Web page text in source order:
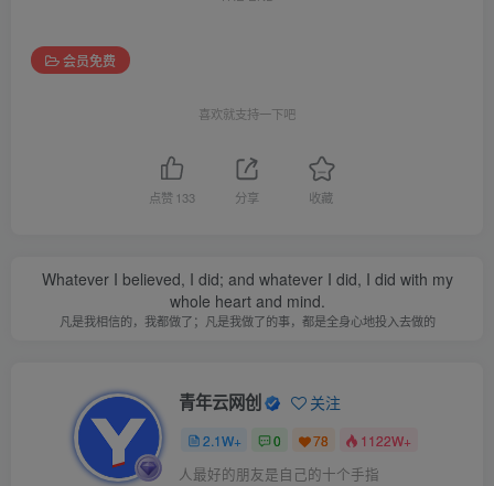
会员免费
喜欢就支持一下吧
点赞 133 分享 收藏
Whatever I believed, I did; and whatever I did, I did with my
whole heart and mind.
凡是我相信的，我都做了；凡是我做了的事，都是全身心地投入去做的
青年云网创 关注
2.1W+ 0 78 1122W+
人最好的朋友是自己的十个手指